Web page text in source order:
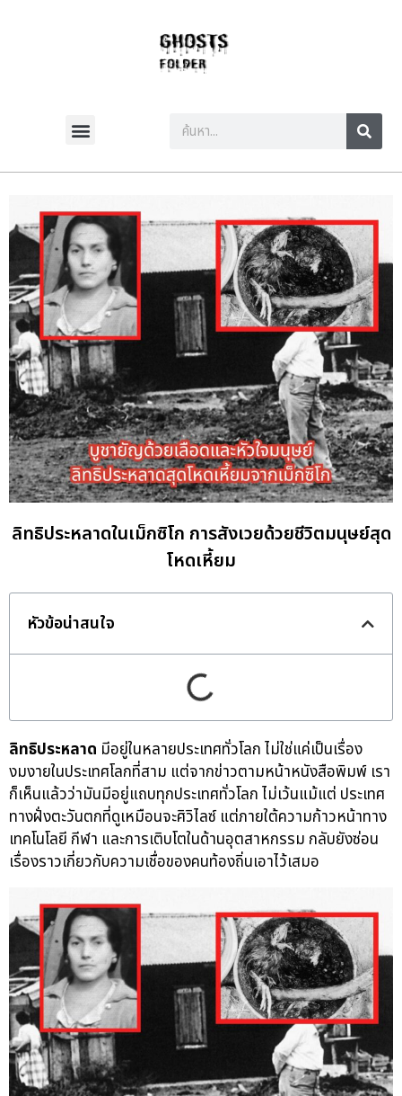
ลิทธิประหลาดในเม็กซิโก การสังเวยด้วยชีวิตมนุษย์สุด
โหดเหี้ยม
หัวข้อน่าสนใจ
ลิทธิประหลาด มีอยู่ในหลายประเทศทั่วโลก ไม่ใช่แค่เป็นเรื่อง
งมงายในประเทศโลกที่สาม แต่จากข่าวตามหน้าหนังสือพิมพ์ เรา
ก็เห็นแล้วว่ามันมีอยู่แถบทุกประเทศทั่วโลก ไม่เว้นแม้แต่ ประเทศ
ทางฝั่งตะวันตกที่ดูเหมือนจะศิวิไลซ์ แต่ภายใต้ความก้าวหน้าทาง
เทคโนโลยี กีฬา และการเติบโตในด้านอุตสาหกรรม กลับยังซ่อน
เรื่องราวเกี่ยวกับความเชื่อของคนท้องถิ่นเอาไว้เสมอ